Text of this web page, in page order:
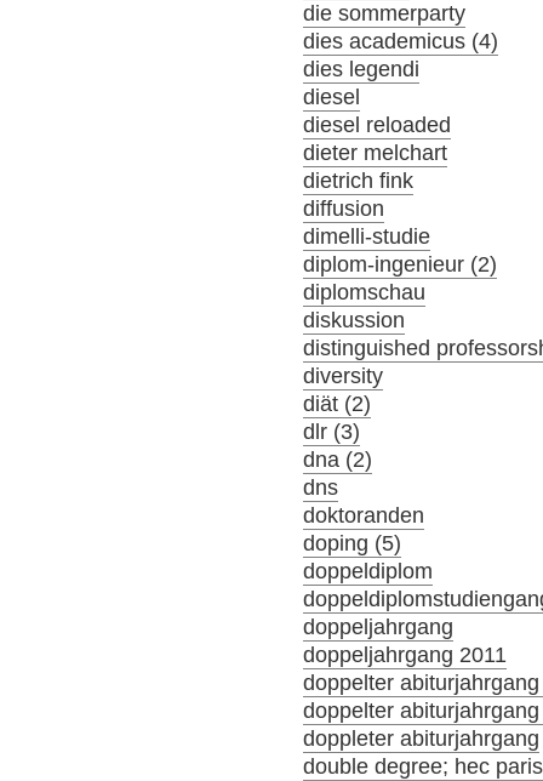
die sommerparty
dies academicus (4)
dies legendi
diesel
diesel reloaded
dieter melchart
dietrich fink
diffusion
dimelli-studie
diplom-ingenieur (2)
diplomschau
diskussion
distinguished
diversity
diät (2)
dlr (3)
dna (2)
dns
doktoranden
doping (5)
doppeldiplom
doppeljahrgang
doppeljahrgang 2011
doppelter
doppelter
doppleter abiturjahrgang
double degree; hec